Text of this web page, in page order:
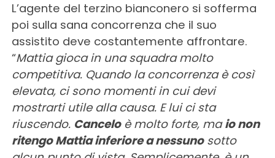
L’agente del terzino bianconero si sofferma
poi sulla sana concorrenza che il suo
assistito deve costantemente affrontare.
“Mattia gioca in una squadra molto
competitiva. Quando la concorrenza è così
elevata, ci sono momenti in cui devi
mostrarti utile alla causa. E lui ci sta
riuscendo. Canceloè molto forte, maio non
ritengo Mattia inferiore a nessunosotto